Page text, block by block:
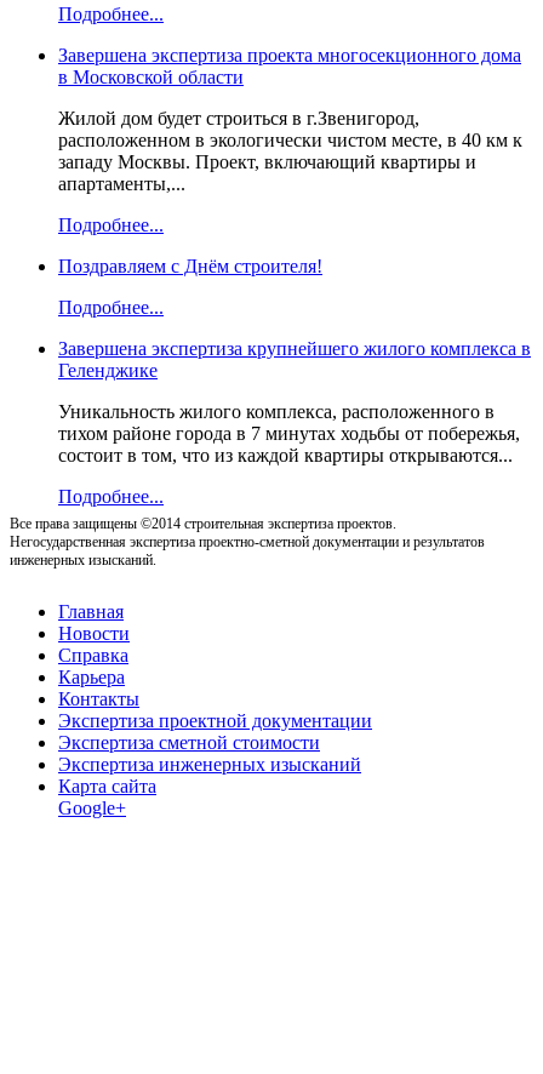
Подробнее...
Завершена экспертиза проекта многосекционного дома
в Московской области
Жилой дом будет строиться в г.Звенигород,
расположенном в экологически чистом месте, в 40 км к
западу Москвы. Проект, включающий квартиры и
апартаменты,...
Подробнее...
Поздравляем с Днём строителя!
Подробнее...
Завершена экспертиза крупнейшего жилого комплекса в
Геленджике
Уникальность жилого комплекса, расположенного в
тихом районе города в 7 минутах ходьбы от побережья,
состоит в том, что из каждой квартиры открываются...
Подробнее...
Все права защищены ©2014 строительная экспертиза проектов.
Негосударственная экспертиза проектно-сметной документации и результатов
инженерных изысканий.
Главная
Новости
Справка
Карьера
Контакты
Экспертиза проектной документации
Экспертиза сметной стоимости
Экспертиза инженерных изысканий
Карта сайта
Google+